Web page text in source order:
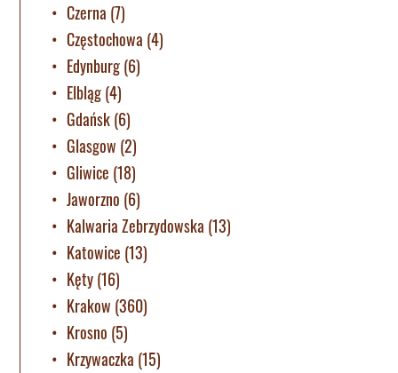
Czerna (7)
Częstochowa (4)
Edynburg(6)
Elbląg(4)
Gdańsk(6)
Glasgow (2)
Gliwice (18)
Jaworzno (6)
Kalwaria Zebrzydowska (13)
Katowice (13)
Kęty(16)
Krakow (360)
Krosno (5)
Krzywaczka (15)